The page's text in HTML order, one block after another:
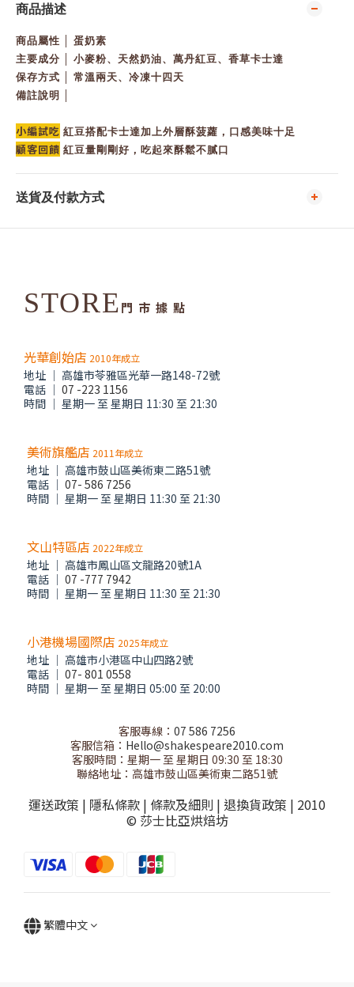
商品描述
商品屬性 │ 蛋奶素
主要成分 │ 小麥粉、天然奶油、萬丹紅豆、香草卡士達
保存方式 │ 常溫兩天、冷凍十四天
備註說明 │
小編試吃 紅豆搭配卡士達加上外層酥菠蘿，口感美味十足
顧客回饋 紅豆量剛剛好，吃起來酥鬆不膩口
送貨及付款方式
STORE門 市 據 點
光華創始店 2010年成立
地址 │ 高雄市苓雅區光華一路148-72號
電話 │ 07 -223 1156
時間 │ 星期一 至 星期日 11:30 至 21:30
美術旗艦店 2011年成立
地址 │ 高雄市鼓山區美術東二路51號
電話 │ 07- 586 7256
時間 │ 星期一 至 星期日 11:30 至 21:30
文山特區店 2022年成立
地址 │ 高雄市鳳山區文龍路20號1A
電話 │ 07 -777 7942
時間 │ 星期一 至 星期日 11:30 至 21:30
小港機場國際店 2025年成立
地址 │ 高雄市小港區中山四路2號
電話 │ 07- 801 0558
時間 │ 星期一 至 星期日 05:00 至 20:00
客服專線： 07 586 7256
客服信箱： Hello@shakespeare2010.com
客服時間：星期一 至 星期日 09:30 至 18:30
聯絡地址：高雄市鼓山區美術東二路51號
運送政策 | 隱私條款 | 條款及細則 | 退換貨政策 | 2010
© 莎士比亞烘焙坊
繁體中文